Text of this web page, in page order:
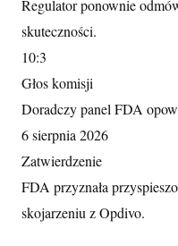
Regulator ponownie
skuteczności.
10:3
Głos komisji
Doradczy panel FDA
6 sierpnia 2026
Zatwierdzenie
FDA przyznała
skojarzeniu z Opdivo.